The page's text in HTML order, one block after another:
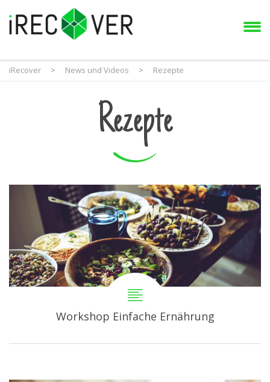
iRecover > News und Videos > Rezepte
Rezepte
Workshop Einfache Ernährung